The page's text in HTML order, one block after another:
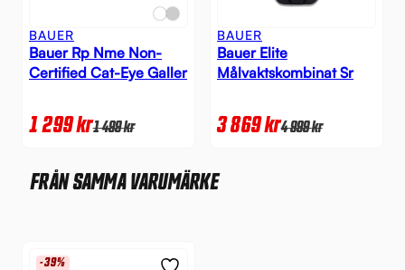
BAUER
Bauer Rp Nme Non-
Certified Cat-Eye Galler
1 299kr1 499kr
BAUER
Bauer Elite
Målvaktskombinat Sr
3 869kr4 999kr
FRÅN SAMMA VARUMÄRKE
-39%